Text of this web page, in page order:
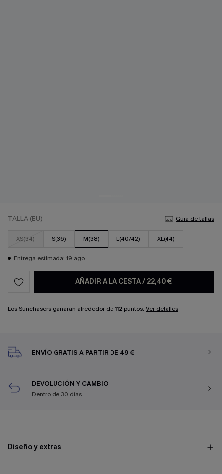
TALLA (EU) Guía de tallas
XS(34) S(36) M(38) L(40/42) XL(44)
Entrega estimada: 19 ago.
AÑADIR A LA CESTA/ 22,40 €
Los Sunchasers ganarán alrededor de112 puntos. Ver detalles
ENVÍO GRATIS A PARTIR DE 49 €
DEVOLUCIÓN Y CAMBIO
Dentro de 30 días
Diseño y extras